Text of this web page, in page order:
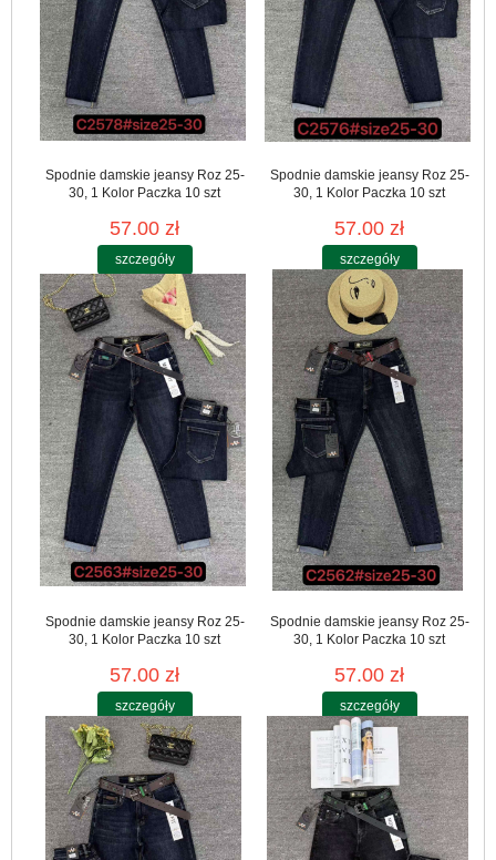
Spodnie damskie jeansy Roz 25-
30, 1 Kolor Paczka 10 szt
57.00 zł
szczegóły
Spodnie damskie jeansy Roz 25-
30, 1 Kolor Paczka 10 szt
57.00 zł
szczegóły
Spodnie damskie jeansy Roz 25-
30, 1 Kolor Paczka 10 szt
57.00 zł
szczegóły
Spodnie damskie jeansy Roz 25-
30, 1 Kolor Paczka 10 szt
57.00 zł
szczegóły